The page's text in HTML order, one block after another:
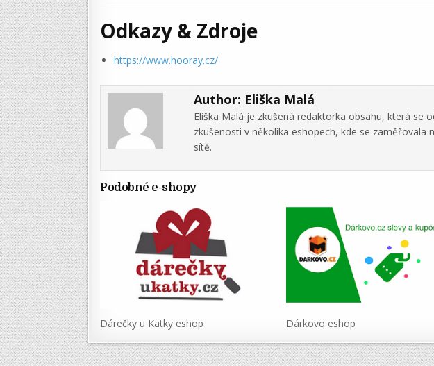
Odkazy & Zdroje
https://www.hooray.cz/
Author: Eliška Malá
Eliška Malá je zkušená redaktorka obsahu, která se
zkušenosti v několika eshopech, kde se
sítě.
Podobné e-shopy
Dárečky u Katky eshop Dárkovo eshop